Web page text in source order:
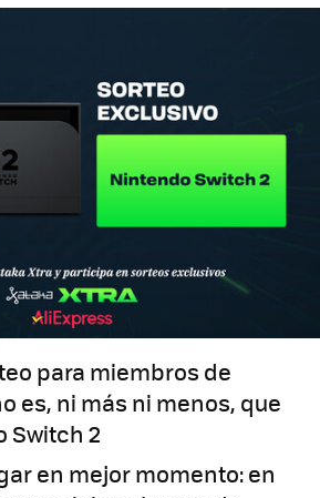
para miembros de
es, ni más ni menos, que
Switch 2
en mejor momento: en